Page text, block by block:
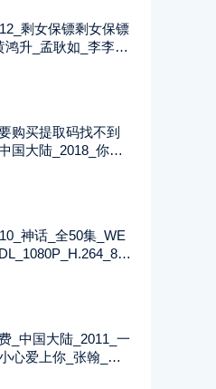
剩女保镖剩女保镖
鸿升_孟耿如_李李仁
购买提取码找不到
国大陆_2018_你迟
神话_全50集_WE
_中国大陆_2011_一
心爱上你_张翰_丹